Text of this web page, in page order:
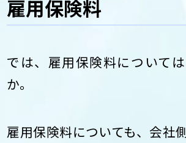
雇用保険料
では、雇用保険料について
か。
雇用保険料についても、会社